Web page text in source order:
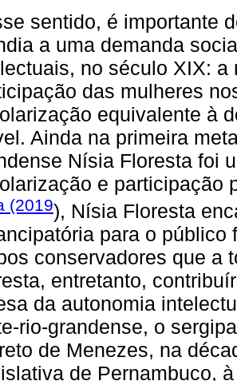
sentido, é importante
a uma demanda
no século XIX:
das mulheres
equivalente à
Ainda na primeira
Nísia Floresta foi
e participação
(2019), Nísia Floresta
para o
conservadores que a
entretanto,
da autonomia
rio-grandense, o
de Menezes, na
de Pernambuco,